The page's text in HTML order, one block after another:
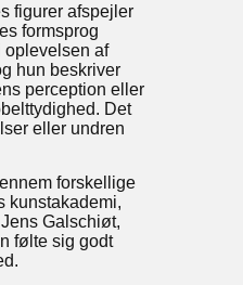
figurer afspejler
formsprog
oplevelsen af
hun beskriver
perception eller
Det
eller undren
forskellige
kunstakademi,
Galschiøt,
følte sig godt